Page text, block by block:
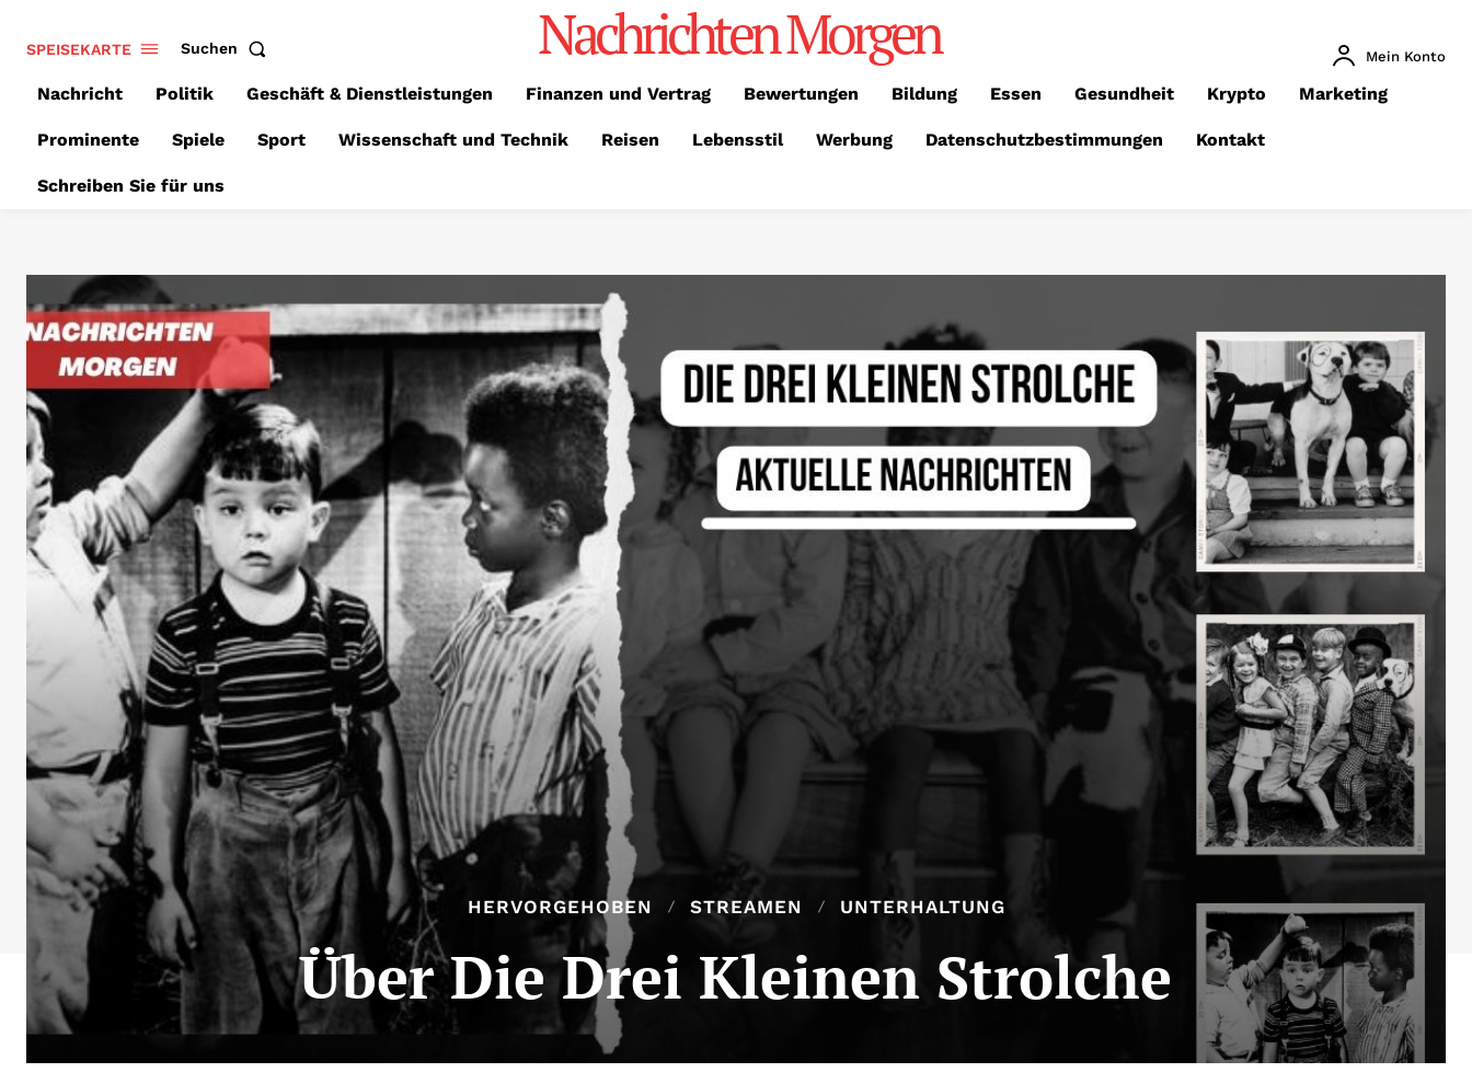
SPEISEKARTE Suchen Nachrichten Morgen Mein Konto
Nachricht Politik Geschäft & Dienstleistungen Finanzen und Vertrag Bewertungen Bildung Essen Gesundheit Krypto Marketing
Prominente Spiele Sport Wissenschaft und Technik Reisen Lebensstil Werbung Datenschutzbestimmungen Kontakt
Schreiben Sie für uns
HERVORGEHOBEN STREAMEN UNTERHALTUNG
Über Die Drei Kleinen Strolche